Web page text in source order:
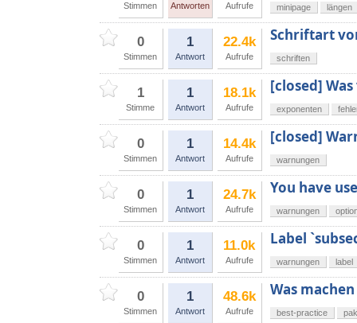
Stimmen Antworten Aufrufe minipage längen
0
Stimmen
1
Antwort
22.4k
Aufrufe
Schriftart
schriften
1
Stimme
1
Antwort
18.1k
Aufrufe
[closed]
exponenten
0
Stimmen
1
Antwort
14.4k
Aufrufe
[closed]
warnungen
0
Stimmen
1
Antwort
24.7k
Aufrufe
You have
warnungen
0
Stimmen
1
Antwort
11.0k
Aufrufe
Label
warnungen label
0
Stimmen
1
Antwort
48.6k
Aufrufe
Was
best-practice